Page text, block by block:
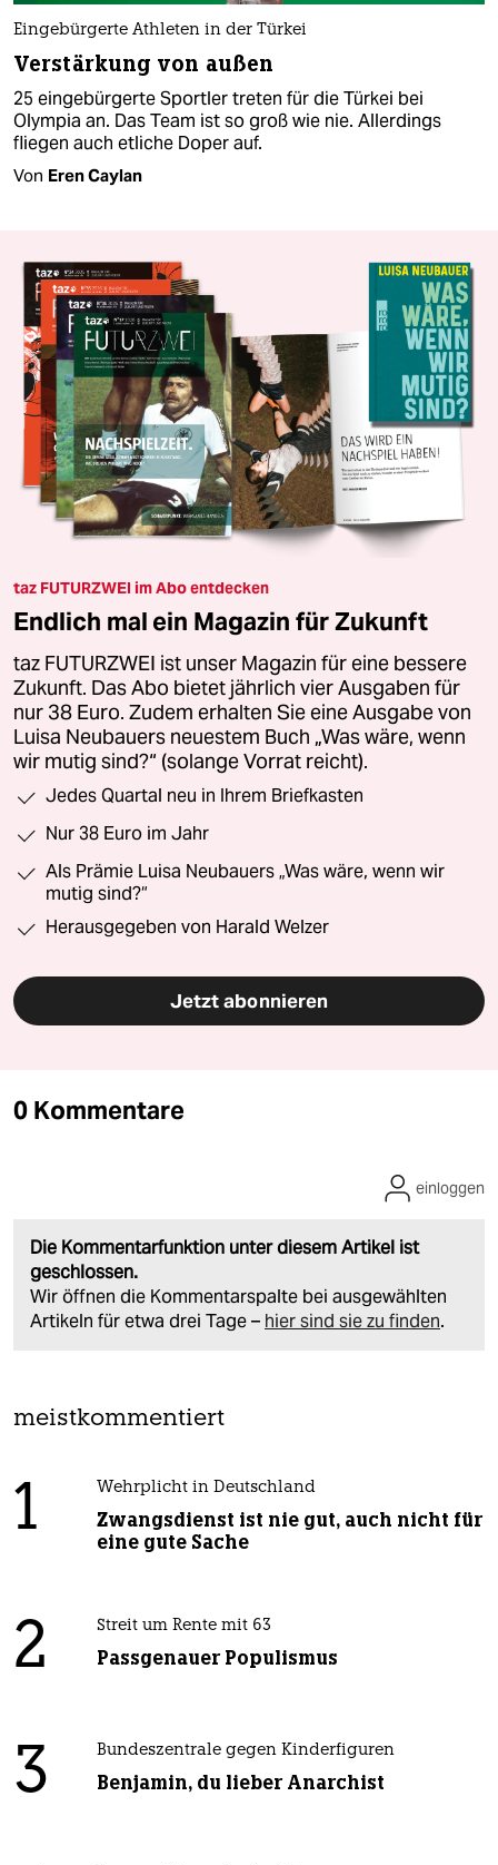
Eingebürgerte Athleten in der Türkei
Verstärkung von außen
25 eingebürgerte Sportler treten für die Türkei bei
Olympia an. Das Team ist so groß wie nie. Allerdings
fliegen auch etliche Doper auf.
Von Eren Caylan
taz FUTURZWEI im Abo entdecken
Endlich mal ein Magazin für Zukunft
taz FUTURZWEI ist unser Magazin für eine bessere
Zukunft. Das Abo bietet jährlich vier Ausgaben für
nur 38 Euro. Zudem erhalten Sie eine Ausgabe von
Luisa Neubauers neuestem Buch „Was wäre, wenn
wir mutig sind?“ (solange Vorrat reicht).
Jedes Quartal neu in Ihrem Briefkasten
Nur 38 Euro im Jahr
Als Prämie Luisa Neubauers „Was wäre, wenn wir
mutig sind?“
Herausgegeben von Harald Welzer
Jetzt abonnieren
0 Kommentare
Die Kommentarfunktion unter diesem Artikel ist
geschlossen.
Wir öffnen die Kommentarspalte bei ausgewählten
Artikeln für etwa drei Tage – hier sind sie zu finden.
einloggen
meistkommentiert
1 Wehrplicht in Deutschland
Zwangsdienst ist nie gut, auch nicht für
eine gute Sache
2 Streit um Rente mit 63
Passgenauer Populismus
3 Bundeszentrale gegen Kinderfiguren
Benjamin, du lieber Anarchist